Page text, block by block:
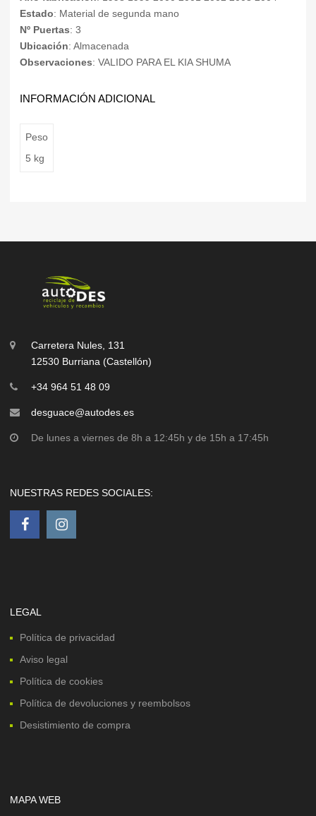
Estado: Material de segunda mano
Nº Puertas: 3
Ubicación: Almacenada
Observaciones: VALIDO PARA EL KIA SHUMA
INFORMACIÓN ADICIONAL
Peso
5 kg
Carretera Nules, 131
12530 Burriana (Castellón)
+34 964 51 48 09
desguace@autodes.es
De lunes a viernes de 8h a 12:45h y de 15h a 17:45h
NUESTRAS REDES SOCIALES:
LEGAL
Política de privacidad
Aviso legal
Política de cookies
Política de devoluciones y reembolsos
Desistimiento de compra
MAPA WEB